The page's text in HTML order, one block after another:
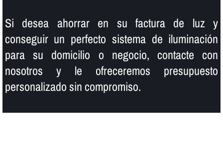
Si desea ahorrar en su factura de luz y
conseguir un perfecto sistema de iluminación
para su domicilio o negocio, contacte con
nosotros y le ofreceremos presupuesto
personalizado sin compromiso.